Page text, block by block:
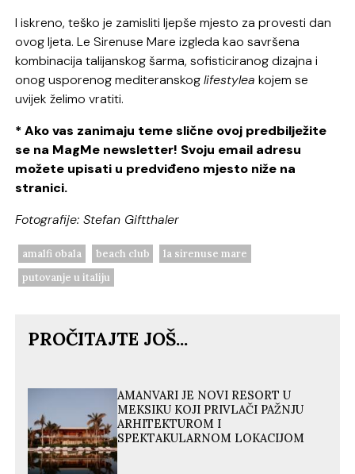
I iskreno, teško je zamisliti ljepše mjesto za provesti dan
ovog ljeta. Le Sirenuse Mare izgleda kao savršena
kombinacija talijanskog šarma, sofisticiranog dizajna i
onog usporenog mediteranskoglifestylea kojem se
uvijek želimo vratiti.
* Ako vas zanimaju teme slične ovoj predbilježite
se na MagMe newsletter! Svoju email adresu
možete upisati u predviđeno mjesto niže na
stranici.
Fotografije: Stefan Giftthaler
amalfi obala beach club
la sirenuse mare
putovanje u italiju
PROČITAJTE JOŠ...
AMANVARI JE NOVI RESORT U
MEKSIKU KOJI PRIVLAČI PAŽNJU
ARHITEKTUROM I
SPEKTAKULARNOM LOKACIJOM